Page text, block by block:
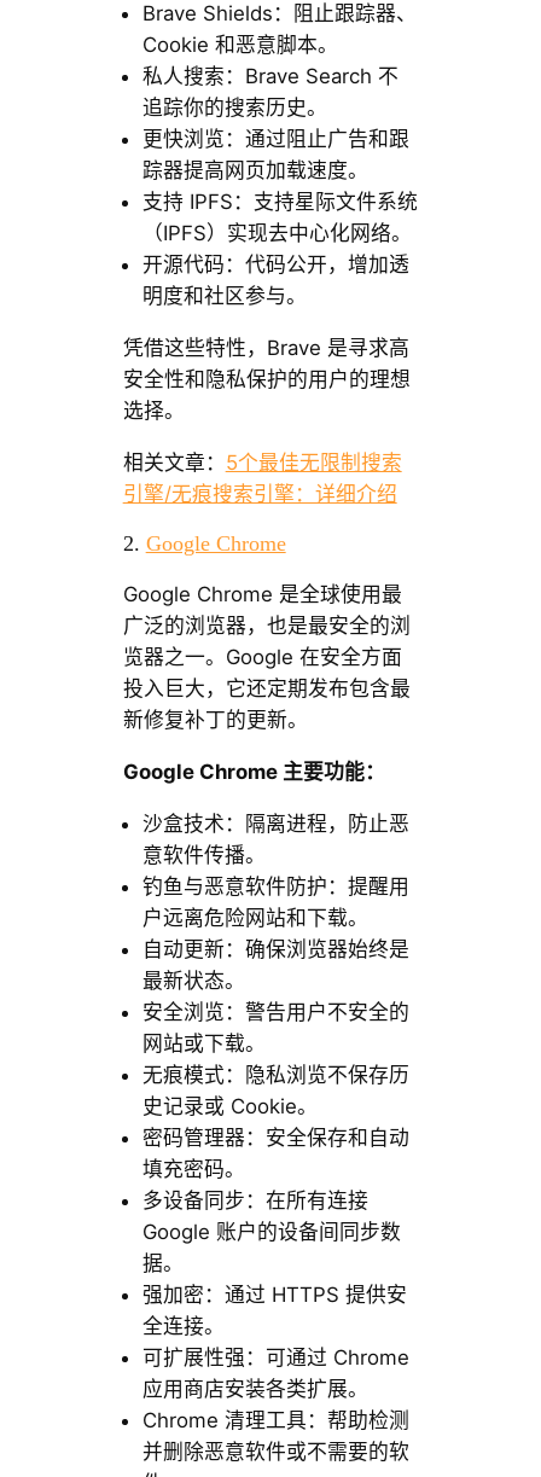
Brave Shields：阻止跟踪器、
Cookie 和恶意脚本。
私人搜索：Brave Search 不
追踪你的搜索历史。
更快浏览：通过阻止广告和跟
踪器提高网页加载速度。
支持 IPFS：支持星际文件系统
（IPFS）实现去中心化网络。
开源代码：代码公开，增加透
明度和社区参与。
凭借这些特性，Brave 是寻求高
安全性和隐私保护的用户的理想
选择。
相关文章： 5个最佳无限制搜索
引擎/无痕搜索引擎：详细介绍
2. Google Chrome
Google Chrome 是全球使用最
广泛的浏览器，也是最安全的浏
览器之一。Google 在安全方面
投入巨大，它还定期发布包含最
新修复补丁的更新。
Google Chrome 主要功能：
沙盒技术：隔离进程，防止恶
意软件传播。
钓鱼与恶意软件防护：提醒用
户远离危险网站和下载。
自动更新：确保浏览器始终是
最新状态。
安全浏览：警告用户不安全的
网站或下载。
无痕模式：隐私浏览不保存历
史记录或 Cookie。
密码管理器：安全保存和自动
填充密码。
多设备同步：在所有连接
Google 账户的设备间同步数
据。
强加密：通过 HTTPS 提供安
全连接。
可扩展性强：可通过 Chrome
应用商店安装各类扩展。
Chrome 清理工具：帮助检测
并删除恶意软件或不需要的软